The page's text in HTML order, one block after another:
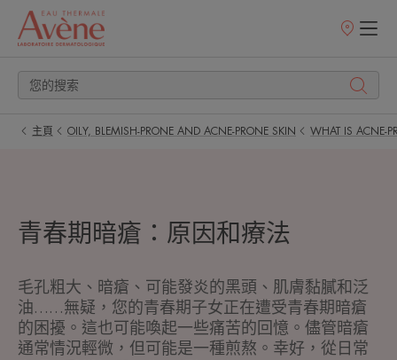
銷
主頁 OILY, BLEMISH-PRONE AND ACNE-PRONE SKIN WHAT IS ACNE-
青春期暗瘡：原因和療法
毛孔粗大、暗瘡、可能發炎的黑頭、肌膚黏膩和泛
油……無疑，您的青春期子女正在遭受青春期暗瘡
的困擾。這也可能喚起一些痛苦的回憶。儘管暗瘡
通常情況輕微，但可能是一種煎熬。幸好，從日常